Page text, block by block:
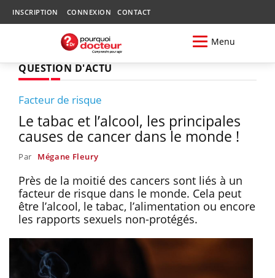
INSCRIPTION CONNEXION CONTACT
Menu
QUESTION D'ACTU
Facteur de risque
Le tabac et l’alcool, les principales
causes de cancer dans le monde !
Par Mégane Fleury
Près de la moitié des cancers sont liés à un
facteur de risque dans le monde. Cela peut
être l’alcool, le tabac, l’alimentation ou encore
les rapports sexuels non-protégés.